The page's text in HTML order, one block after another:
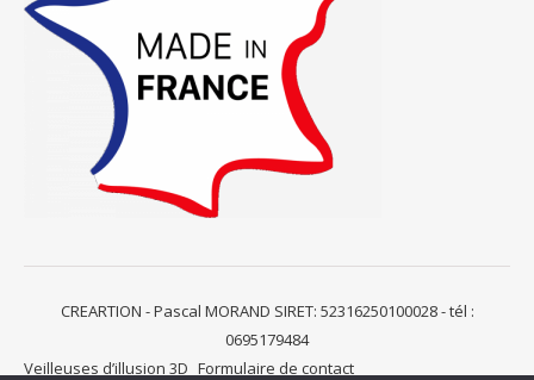
CREARTION - Pascal MORAND SIRET: 52316250100028 - tél :
0695179484
Veilleuses d’illusion 3D Formulaire de contact